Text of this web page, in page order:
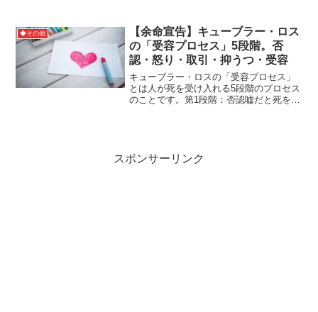
ト
◆その他
【余命宣告】キューブラー・ロス
の「受容プロセス」5段階。否
認・怒り・取引・抑うつ・受容
キューブラー・ロスの「受容プロセス」
とは人が死を受け入れる5段階のプロセス
のことです。第1段階：否認嘘だと死を否
スポンサーリンク